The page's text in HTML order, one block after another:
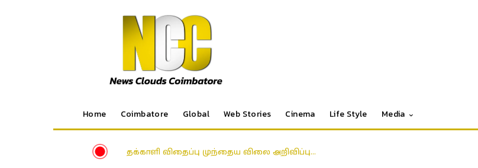
Home Coimbatore Global Web Stories Cinema Life Style Media
தக்காளி விதைப்பு முந்தைய விலை அறிவிப்பு…